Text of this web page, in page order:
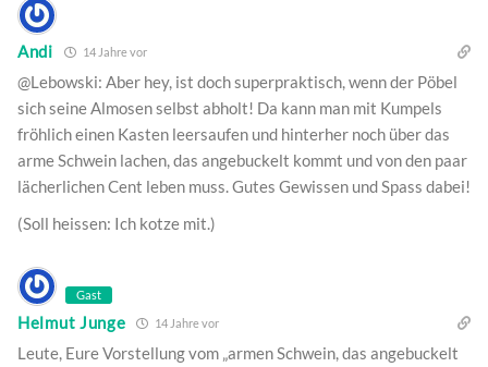
Andi 14 Jahre vor
@Lebowski: Aber hey, ist doch superpraktisch, wenn der Pöbel
sich seine Almosen selbst abholt! Da kann man mit Kumpels
fröhlich einen Kasten leersaufen und hinterher noch über das
arme Schwein lachen, das angebuckelt kommt und von den paar
lächerlichen Cent leben muss. Gutes Gewissen und Spass dabei!
(Soll heissen: Ich kotze mit.)
Gast
Helmut Junge 14 Jahre vor
Leute, Eure Vorstellung vom „armen Schwein, das angebuckelt